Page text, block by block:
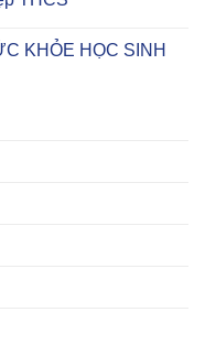
KHỎE HỌC SINH